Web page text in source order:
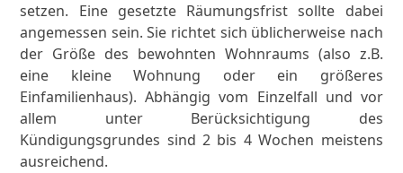
setzen. Eine gesetzte Räumungsfrist sollte dabei
angemessen sein. Sie richtet sich üblicherweise nach
der Größe des bewohnten Wohnraums (also z.B.
eine kleine Wohnung oder ein größeres
Einfamilienhaus). Abhängig vom Einzelfall und vor
allem unter Berücksichtigung des
Kündigungsgrundes sind 2 bis 4 Wochen meistens
ausreichend.